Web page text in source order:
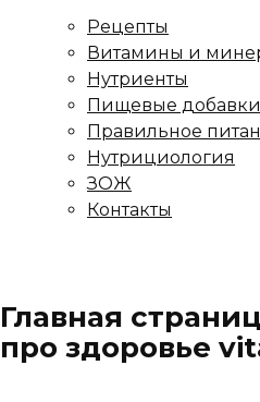
Рецепты
Витамины и
Нутриенты
Пищевые добавки
Правильное
Нутрициология
ЗОЖ
Контакты
Главная
про здоровье